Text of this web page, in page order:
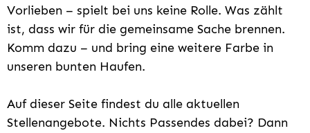
Vorlieben – spielt bei uns keine Rolle. Was zählt
ist, dass wir für die gemeinsame Sache brennen.
Komm dazu – und bring eine weitere Farbe in
unseren bunten Haufen.
Auf dieser Seite findest du alle aktuellen
Stellenangebote. Nichts Passendes dabei? Dann